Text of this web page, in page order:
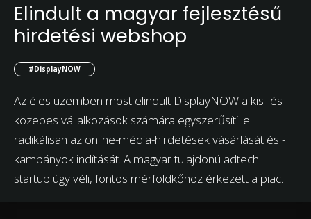
Elindult a magyar fejlesztésű
hirdetési webshop
#DisplayNOW
Az éles üzemben most elindult DisplayNOW a kis- és
közepes vállalkozások számára egyszerűsíti le
radikálisan az online-média-hirdetések vásárlását és -
kampányok indítását. A magyar tulajdonú adtech
startup úgy véli, fontos mérföldkőhöz érkezett a piac.